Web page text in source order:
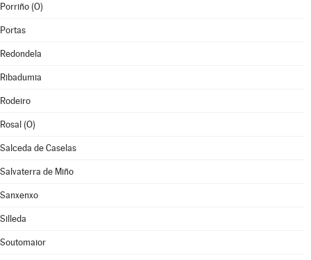
Porriño (O)
Portas
Redondela
Ribadumia
Rodeiro
Rosal (O)
Salceda de Caselas
Salvaterra de Miño
Sanxenxo
Silleda
Soutomaior